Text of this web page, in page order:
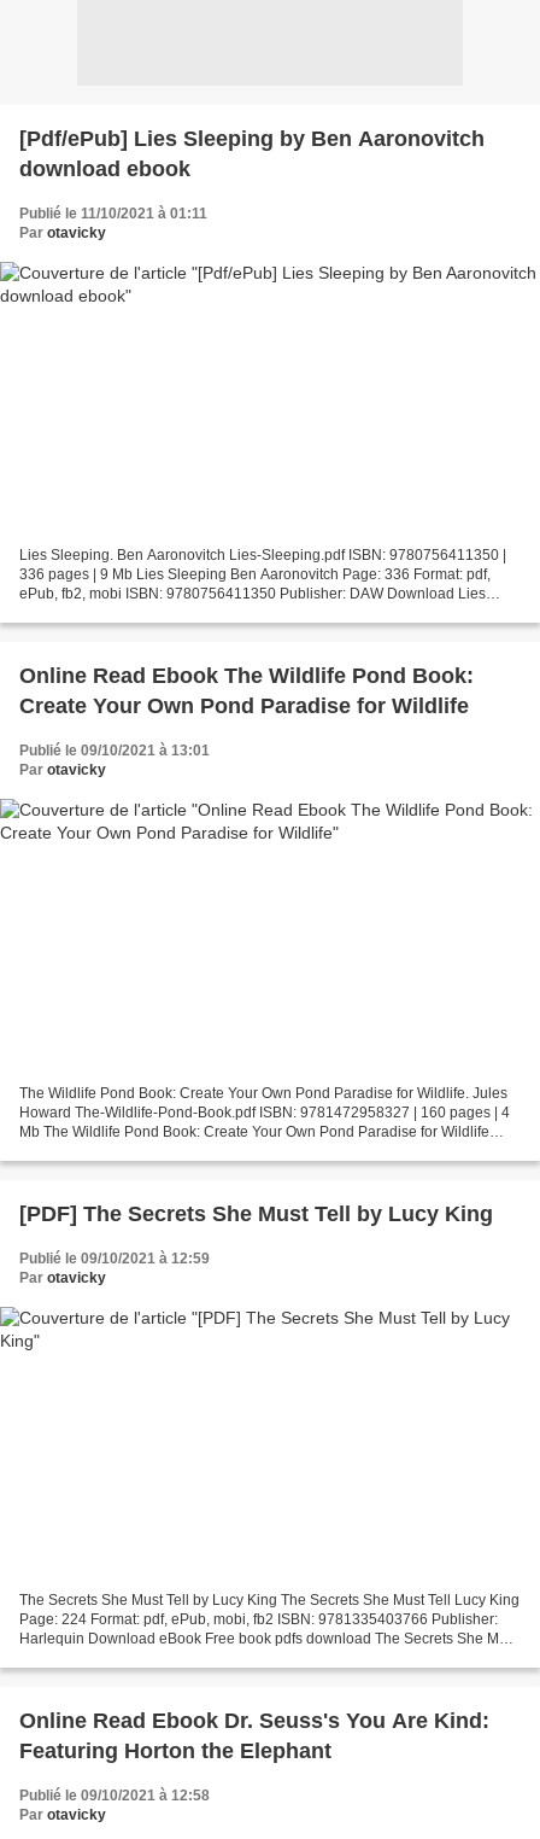
[Pdf/ePub] Lies Sleeping by Ben Aaronovitch
download ebook
Publié le 11/10/2021 à 01:11
Par otavicky
Lies Sleeping. Ben Aaronovitch Lies-Sleeping.pdf ISBN: 9780756411350 |
336 pages | 9 Mb Lies Sleeping Ben Aaronovitch Page: 336 Format: pdf,
ePub, fb2, mobi ISBN: 9780756411350 Publisher: DAW Download Lies
Online Read Ebook The Wildlife Pond Book:
Create Your Own Pond Paradise for Wildlife
Publié le 09/10/2021 à 13:01
Par otavicky
The Wildlife Pond Book: Create Your Own Pond Paradise for Wildlife. Jules
Howard The-Wildlife-Pond-Book.pdf ISBN: 9781472958327 | 160 pages | 4
Mb The Wildlife Pond Book: Create Your Own Pond Paradise for Wildlife
[PDF] The Secrets She Must Tell by Lucy King
Publié le 09/10/2021 à 12:59
Par otavicky
The Secrets She Must Tell by Lucy King The Secrets She Must Tell Lucy King
Page: 224 Format: pdf, ePub, mobi, fb2 ISBN: 9781335403766 Publisher:
Harlequin Download eBook Free book pdfs download The Secrets She Must
Online Read Ebook Dr. Seuss's You Are Kind:
Featuring Horton the Elephant
Publié le 09/10/2021 à 12:58
Par otavicky